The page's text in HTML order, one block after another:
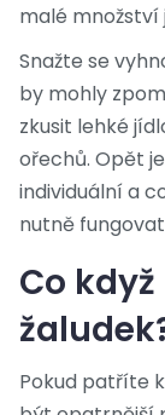
malé množství
Snažte se
by mohly
zkusit lehké
ořechů. Opět
individuální a
nutně
Co
Pokud patříte